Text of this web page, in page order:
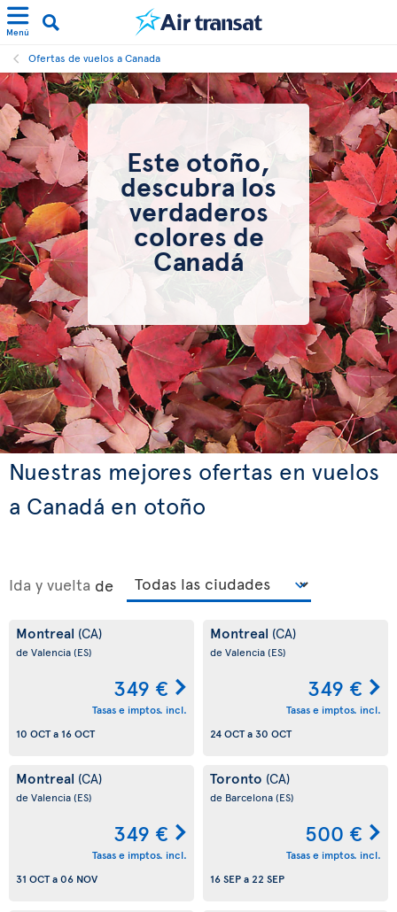
Menú
Ofertas de vuelos a Canada
Este otoño,
descubra los
verdaderos
colores de
Canadá
Nuestras mejores ofertas en vuelos
a Canadá en otoño
Ida y vuelta de
Montreal (CA)
de Valencia(ES)
349 €
Tasas e imptos. incl.
10 OCTa 16 OCT
Montreal (CA)
de Valencia(ES)
349 €
Tasas e imptos. incl.
24 OCTa 30 OCT
Montreal (CA)
de Valencia(ES)
349 €
Tasas e imptos. incl.
31 OCTa06 NOV
Toronto (CA)
de Barcelona(ES)
500 €
Tasas e imptos. incl.
16 SEPa22 SEP